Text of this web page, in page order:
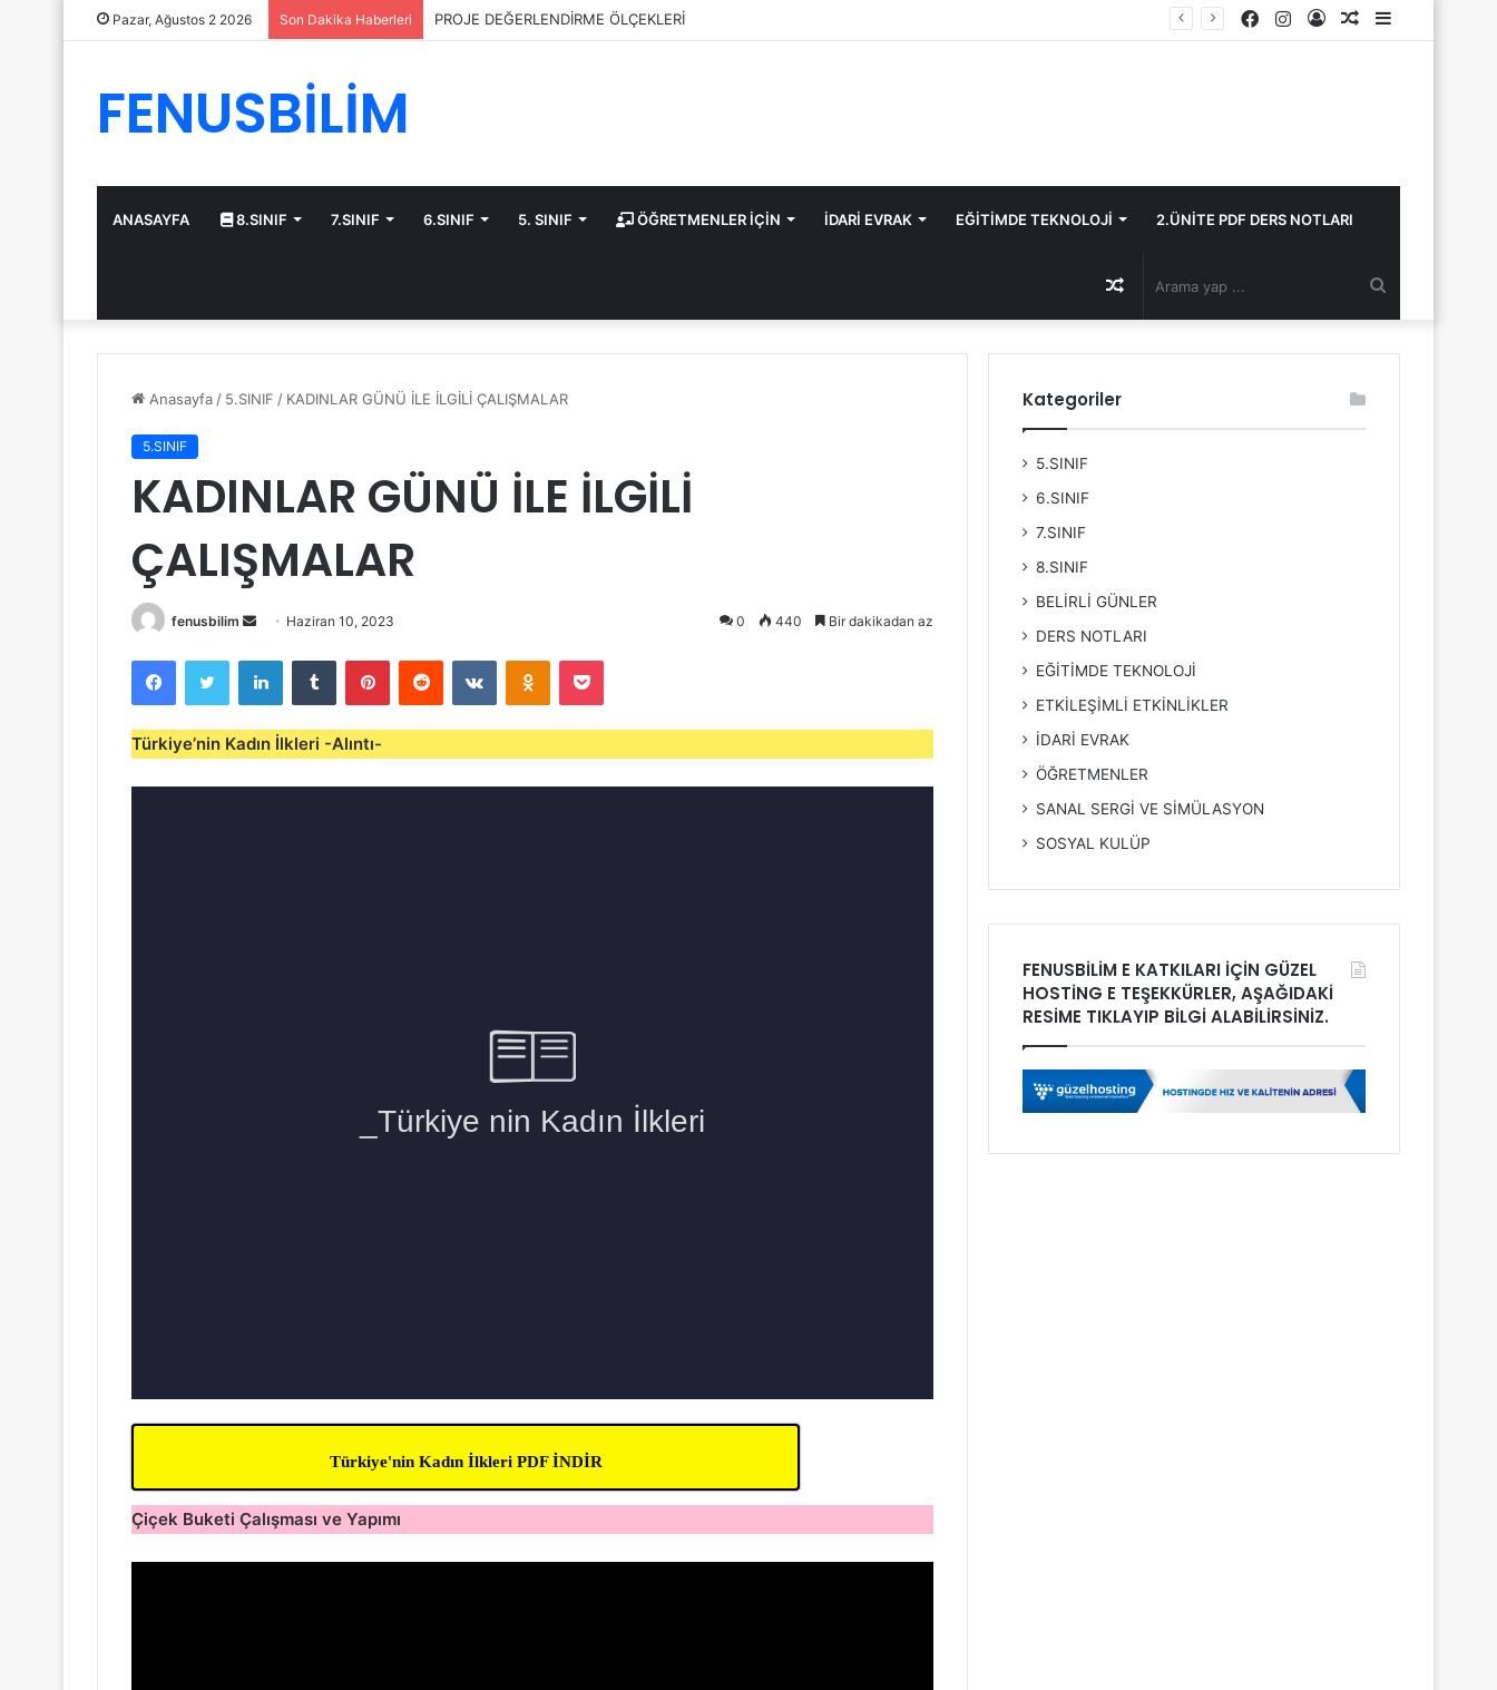
Pazar, Ağustos 2 2026 Son Dakika Haberleri PROJE DEĞERLENDİRME ÖLÇEKLERİ
Kenar
Rastgele
Kayıt
Instagram
Facebook
FENUSBİLİM
ANASAYFA 8.SINIF 7.SINIF 6.SINIF 5. SINIF ÖĞRETMENLER İÇİN İDARİ EVRAK EĞİTİMDE TEKNOLOJİ 2.ÜNİTE PDF DERS NOTLARI
yap
Rastgele
Makale
Anasayfa / 5.SINIF / KADINLAR GÜNÜ İLE İLGİLİ ÇALIŞMALAR
5.SINIF
KADINLAR GÜNÜ İLE İLGİLİ
ÇALIŞMALAR
fenusbilim
Bir
posta
göndermek
Haziran 10, 2023 0 440 Bir dakikadan az
FacebookTwitter LinkedInTumblr PinterestReddit VKontakteOdnoklassniki
Pocket
Türkiye’nin Kadın İlkleri -Alıntı-
Türkiye'nin Kadın İlkleri PDF İNDİR
Çiçek Buketi Çalışması ve Yapımı
Kategoriler
5.SINIF
6.SINIF
7.SINIF
8.SINIF
BELİRLİ GÜNLER
DERS NOTLARI
EĞİTİMDE TEKNOLOJİ
ETKİLEŞİMLİ ETKİNLİKLER
İDARİ EVRAK
ÖĞRETMENLER
SANAL SERGİ VE SİMÜLASYON
SOSYAL KULÜP
FENUSBİLİM E KATKILARI İÇİN GÜZEL
HOSTİNG E TEŞEKKÜRLER, AŞAĞIDAKİ
RESİME TIKLAYIP BİLGİ ALABİLİRSİNİZ.